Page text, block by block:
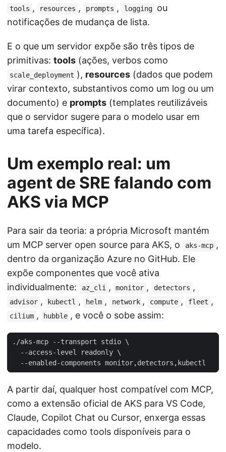
tools , resources , prompts , logging
ou
notificações de mudança de lista.
E o que um servidor expõe são três tipos de
primitivas: tools (ações, verbos como
scale_deployment ), resources(dados que podem
virar contexto, substantivos como um log ou um
documento) e prompts (templates reutilizáveis
que o servidor sugere para o modelo usar em
uma tarefa específica).
Um exemplo real: um
agent de SRE falando com
AKS via MCP
Para sair da teoria: a própria Microsoft mantém
um MCP server open source para AKS, o
aks-mcp ,
dentro da organização Azure no GitHub. Ele
expõe componentes que você ativa
individualmente:
az_cli , monitor , detectors ,
advisor , kubectl , helm , network , compute , fleet ,
cilium , hubble , e você o sobe assim:
A partir daí, qualquer host compatível com MCP,
como a extensão oficial de AKS para VS Code,
Claude, Copilot Chat ou Cursor, enxerga essas
capacidades como tools disponíveis para o
modelo.